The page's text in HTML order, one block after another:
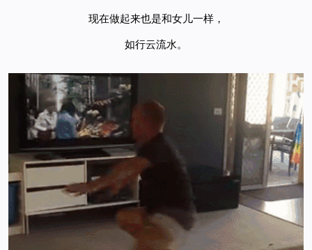
现在做起来也是和女儿一样，
如行云流水。